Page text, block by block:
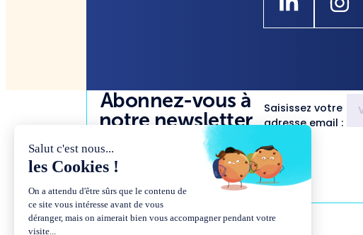
Abonnez-vous à
notre newsletter
Saisissez votre
adresse email :